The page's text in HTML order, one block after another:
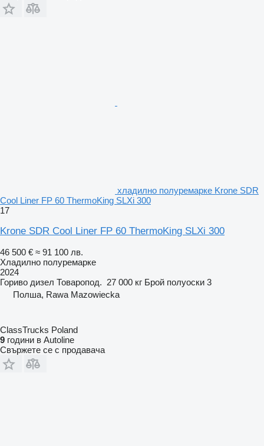
хладилно полуремарке Krone SDR
Cool Liner FP 60 ThermoKing SLXi 300
17
Krone SDR Cool Liner FP 60 ThermoKing SLXi 300
46 500 € ≈ 91 100 лв.
Хладилно полуремарке
2024
Гориво дизел Товаропод. 27 000 кг Брой полуоски 3
Полша, Rawa Mazowiecka
ClassTrucks Poland
9 години в Autoline
Свържете се с продавача